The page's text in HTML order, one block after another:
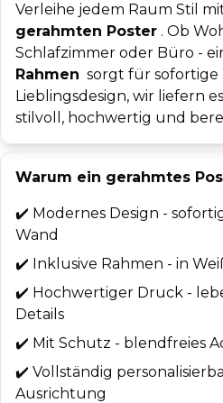
Verleihe jedem Raum Stil
gerahmten Poster . Ob
Schlafzimmer oder Büro -
Rahmen sorgt für sofortige
Lieblingsdesign, wir liefern
stilvoll, hochwertig und
Warum ein gerahmtes
✔️ Modernes Design -
Wand
✔️ Inklusive Rahmen - in
✔️ Hochwertiger Druck -
Details
✔️ Mit Schutz - blendfreies
✔️ Vollständig
Ausrichtung